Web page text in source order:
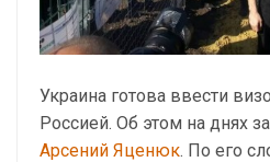
Украина готова ввести
Россией. Об этом на днях
Арсений Яценюк. По его